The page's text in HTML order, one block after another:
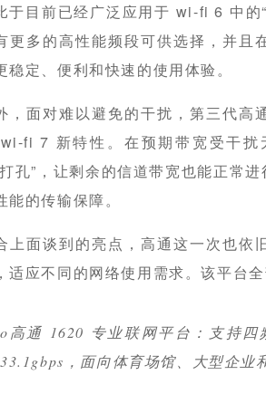
于目前已经广泛应用于 wi-fi 6 中的
更多的高性能频段可供选择，并且
稳定、便利和快速的使用体验。
，面对难以避免的干扰，第三代
fi 7 新特性。在预期带宽受干
孔”，让剩余的信道带宽也能正常
能的传输保障。
上面谈到的亮点，高通这一次也依
适应不同的网络使用需求。该平台
o高通 1620 专业联网平台：支持
33.1gbps，面向体育场馆、大型企业